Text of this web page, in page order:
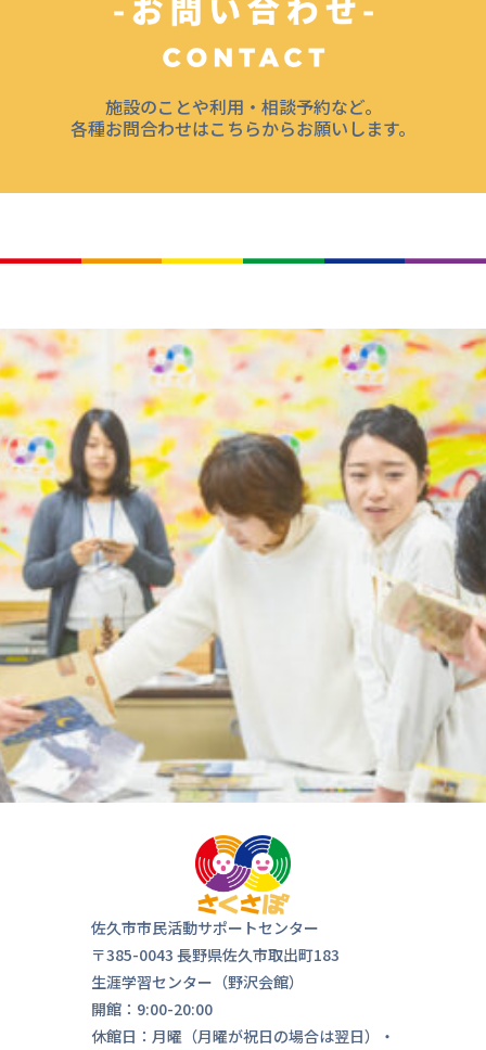
気軽にお
来ま
施設のことや利用・相談予約など。
各種お問合わせはこちらからお願いします。
佐久市市民活動サポートセンター
〒385-0043 長野県佐久市取出町183
生涯学習センター（野沢会館）
開館：9:00-20:00
休館日：月曜（月曜が祝日の場合は翌日）・